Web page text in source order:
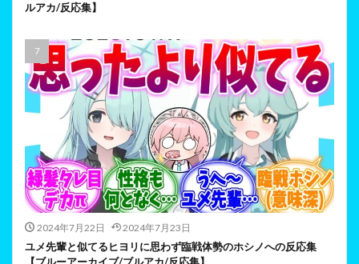
ルアカ/反応集】
2024年7月22日 2024年7月23日
ユメ先輩と似てるヒヨリに思わず臨戦体勢のホシノへの反応集